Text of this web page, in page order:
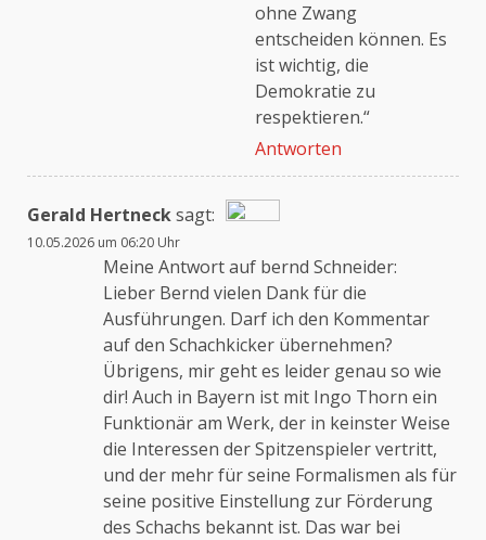
ohne Zwang
entscheiden können. Es
ist wichtig, die
Demokratie zu
respektieren.“
Antworten
Gerald Hertnecksagt:
Das „Echte-Person“-Abzeichen!
Anti-Spam von CleanTalk
10.05.2026 um 06:20 Uhr
Meine Antwort auf bernd Schneider:
Lieber Bernd vielen Dank für die
Ausführungen. Darf ich den Kommentar
auf den Schachkicker übernehmen?
Übrigens, mir geht es leider genau so wie
dir! Auch in Bayern ist mit Ingo Thorn ein
Funktionär am Werk, der in keinster Weise
die Interessen der Spitzenspieler vertritt,
und der mehr für seine Formalismen als für
seine positive Einstellung zur Förderung
des Schachs bekannt ist. Das war bei